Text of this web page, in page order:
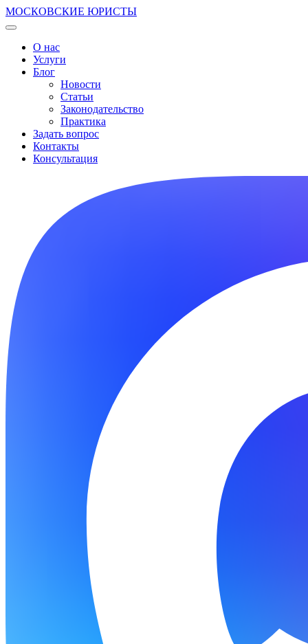
МОСКОВСКИЕ ЮРИСТЫ
О нас
Услуги
Блог
Новости
Статьи
Законодательство
Практика
Задать вопрос
Контакты
Консультация